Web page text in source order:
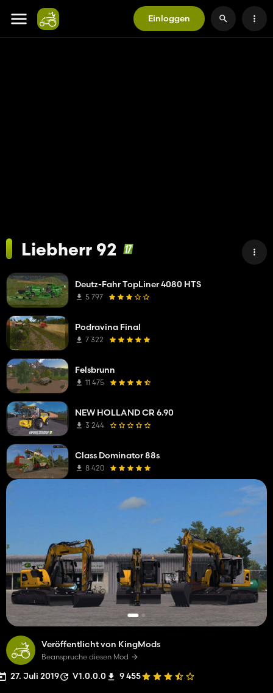
Einloggen
Liebherr 92
Veröffentlicht von KingMods
Beanspruche diesen Mod
27. Juli 2019 V1.0.0.0 9 455
Deutz-Fahr TopLiner 4080 HTS
5 797
Podravina Final
7 322
Felsbrunn
11 475
NEW HOLLAND CR 6.90
3 244
Class Dominator 88s
8 420